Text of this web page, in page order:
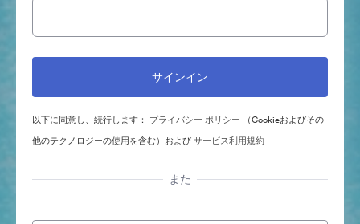
以下に同意し、続行します： プライバシー ポリシー （Cookieおよびその
他のテクノロジーの使用を含む）およびサービス利用規約
また